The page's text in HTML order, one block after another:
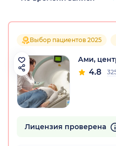
Выбор пациентов 2025
Ами,
4.8
Лицензия проверена